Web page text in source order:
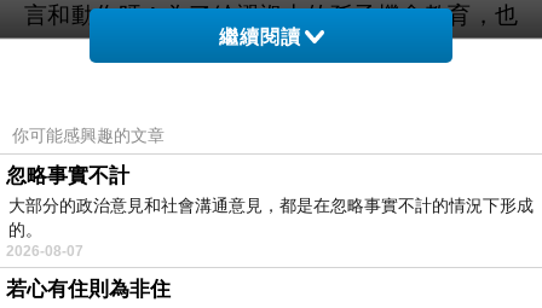
言和動作呀！為了給襁褓中的孫子機會教育，也
想教導這對姊弟正確的禮貌行為，我笑咪咪地跟
笑著打招呼呢！你們也喜歡弟弟的，對不對
呀？」
這對姊弟稍稍把手縮了回去，但嘴裡還是不說好
話，不停地做鬼臉。
繼續閱讀
你可能感興趣的文章
忽略事實不計
大部分的政治意見和社會溝通意見，都是在忽略事實不計的情況下形成
的。
2026-08-07
若心有住則為非住